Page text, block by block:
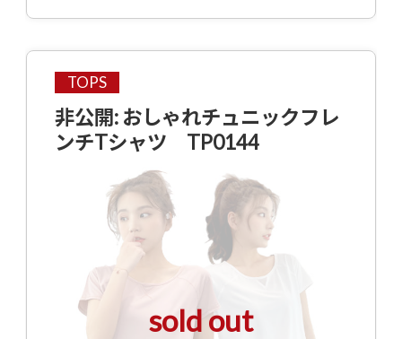
TOPS
非公開: おしゃれチュニックフレ
ンチTシャツ TP0144
sold out